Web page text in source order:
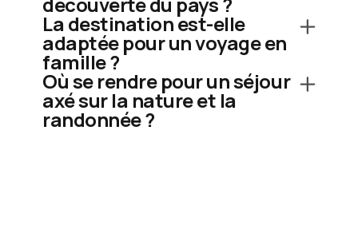
La destination est-elle
adaptée pour un voyage en
famille ?
Où se rendre pour un séjour
axé sur la nature et la
randonnée ?